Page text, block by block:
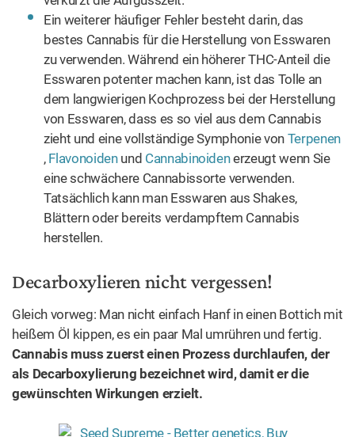
Ein weiterer häufiger Fehler besteht darin, das
bestes Cannabis für die Herstellung von Esswaren
zu verwenden. Während ein höherer THC-Anteil die
Esswaren potenter machen kann, ist das Tolle an
dem langwierigen Kochprozess bei der Herstellung
von Esswaren, dass es so viel aus dem Cannabis
zieht und eine vollständige Symphonie von Terpenen
, Flavonoiden und Cannabinoidenerzeugt wenn Sie
eine schwächere Cannabissorte verwenden.
Tatsächlich kann man Esswaren aus Shakes,
Blättern oder bereits verdampftem Cannabis
herstellen.
Decarboxylieren nicht vergessen!
Gleich vorweg: Man nicht einfach Hanf in einen Bottich mit
heißem Öl kippen, es ein paar Mal umrühren und fertig.
Cannabis muss zuerst einen Prozess durchlaufen, der
als Decarboxylierung bezeichnet wird, damit er die
gewünschten Wirkungen erzielt.